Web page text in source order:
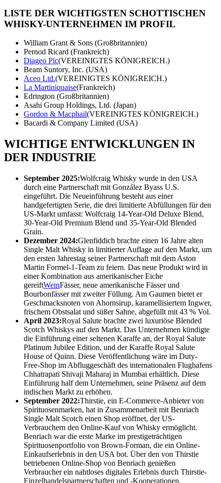
LISTE DER WICHTIGSTEN SCHOTTISCHEN
WHISKY-UNTERNEHMEN IM PROFIL
William Grant & Sons (Großbritannien)
Pernod Ricard (Frankreich)
Diageo Plc(VEREINIGTES KÖNIGREICH.)
Beam Suntory, Inc. (USA)
Aceo Ltd.(VEREINIGTES KÖNIGREICH.)
La Martiniquaise(Frankreich)
Edrington (Großbritannien)
Asahi Group Holdings, Ltd. (Japan)
Gordon & Macphail(VEREINIGTES KÖNIGREICH.)
Bacardi & Company Limited (USA)
WICHTIGE ENTWICKLUNGEN IN
DER INDUSTRIE
September 2025:Wolfcraig Whisky wurde in den USA
durch eine Partnerschaft mit González Byass U.S.
eingeführt. Die Neueinführung besteht aus einer
handgefertigten Serie, die drei limitierte Abfüllungen für den
US-Markt umfasst: Wolfcraig 14-Year-Old Deluxe Blend,
30-Year-Old Premium Blend und 35-Year-Old Blended
Grain.
Dezember 2024:Glenfiddich brachte einen 16 Jahre alten
Single Malt Whisky in limitierter Auflage auf den Markt, um
den ersten Jahrestag seiner Partnerschaft mit dem Aston
Martin Formel-1-Team zu feiern. Das neue Produkt wird in
einer Kombination aus amerikanischer Eiche
gereiftWeinFässer, neue amerikanische Fässer und
Bourbonfässer mit zweiter Füllung. Am Gaumen bietet er
Geschmacksnoten von Ahornsirup, karamellisiertem Ingwer,
frischem Obstsalat und süßer Sahne, abgefüllt mit 43 % Vol.
April 2023:Royal Salute brachte zwei luxuriöse Blended
Scotch Whiskys auf den Markt. Das Unternehmen kündigte
die Einführung einer seltenen Karaffe an, der Royal Salute
Platinum Jubilee Edition, und der Karaffe Royal Salute
House of Quinn. Diese Veröffentlichung wäre im Duty-
Free-Shop im Abfluggeschäft des internationalen Flughafens
Chhatrapati Shivaji Maharaj in Mumbai erhältlich. Diese
Einführung half dem Unternehmen, seine Präsenz auf dem
indischen Markt zu erhöhen.
September 2022:Thirstie, ein E-Commerce-Anbieter von
Spirituosenmarken, hat in Zusammenarbeit mit Benriach
Single Malt Scotch einen Shop eröffnet, der US-
Verbrauchern den Online-Kauf von Whisky ermöglicht.
Benriach war die erste Marke im prestigeträchtigen
Spirituosenportfolio von Brown-Forman, die ein Online-
Einkaufserlebnis in den USA bot. Über den von Thirstie
betriebenen Online-Shop von Benriach genießen
Verbraucher ein nahtloses digitales Erlebnis durch Thirstie-
Einzelhandelspartnerschaften und -Kooperationen.